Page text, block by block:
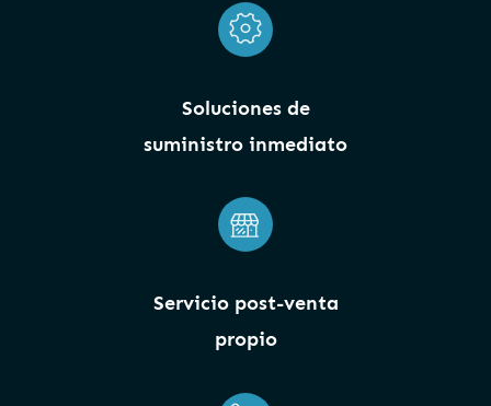
Soluciones de
suministro inmediato
Servicio post-venta
propio